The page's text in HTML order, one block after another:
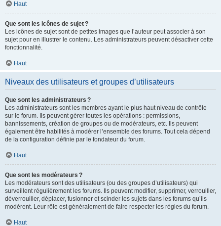
Haut
Que sont les icônes de sujet ?
Les icônes de sujet sont de petites images que l’auteur peut associer à son
sujet pour en illustrer le contenu. Les administrateurs peuvent désactiver cette
fonctionnalité.
Haut
Niveaux des utilisateurs et groupes d’utilisateurs
Que sont les administrateurs ?
Les administrateurs sont les membres ayant le plus haut niveau de contrôle
sur le forum. Ils peuvent gérer toutes les opérations : permissions,
bannissements, création de groupes ou de modérateurs, etc. Ils peuvent
également être habilités à modérer l’ensemble des forums. Tout cela dépend
de la configuration définie par le fondateur du forum.
Haut
Que sont les modérateurs ?
Les modérateurs sont des utilisateurs (ou des groupes d’utilisateurs) qui
surveillent régulièrement les forums. Ils peuvent modifier, supprimer, verrouiller,
déverrouiller, déplacer, fusionner et scinder les sujets dans les forums qu’ils
modèrent. Leur rôle est généralement de faire respecter les règles du forum.
Haut